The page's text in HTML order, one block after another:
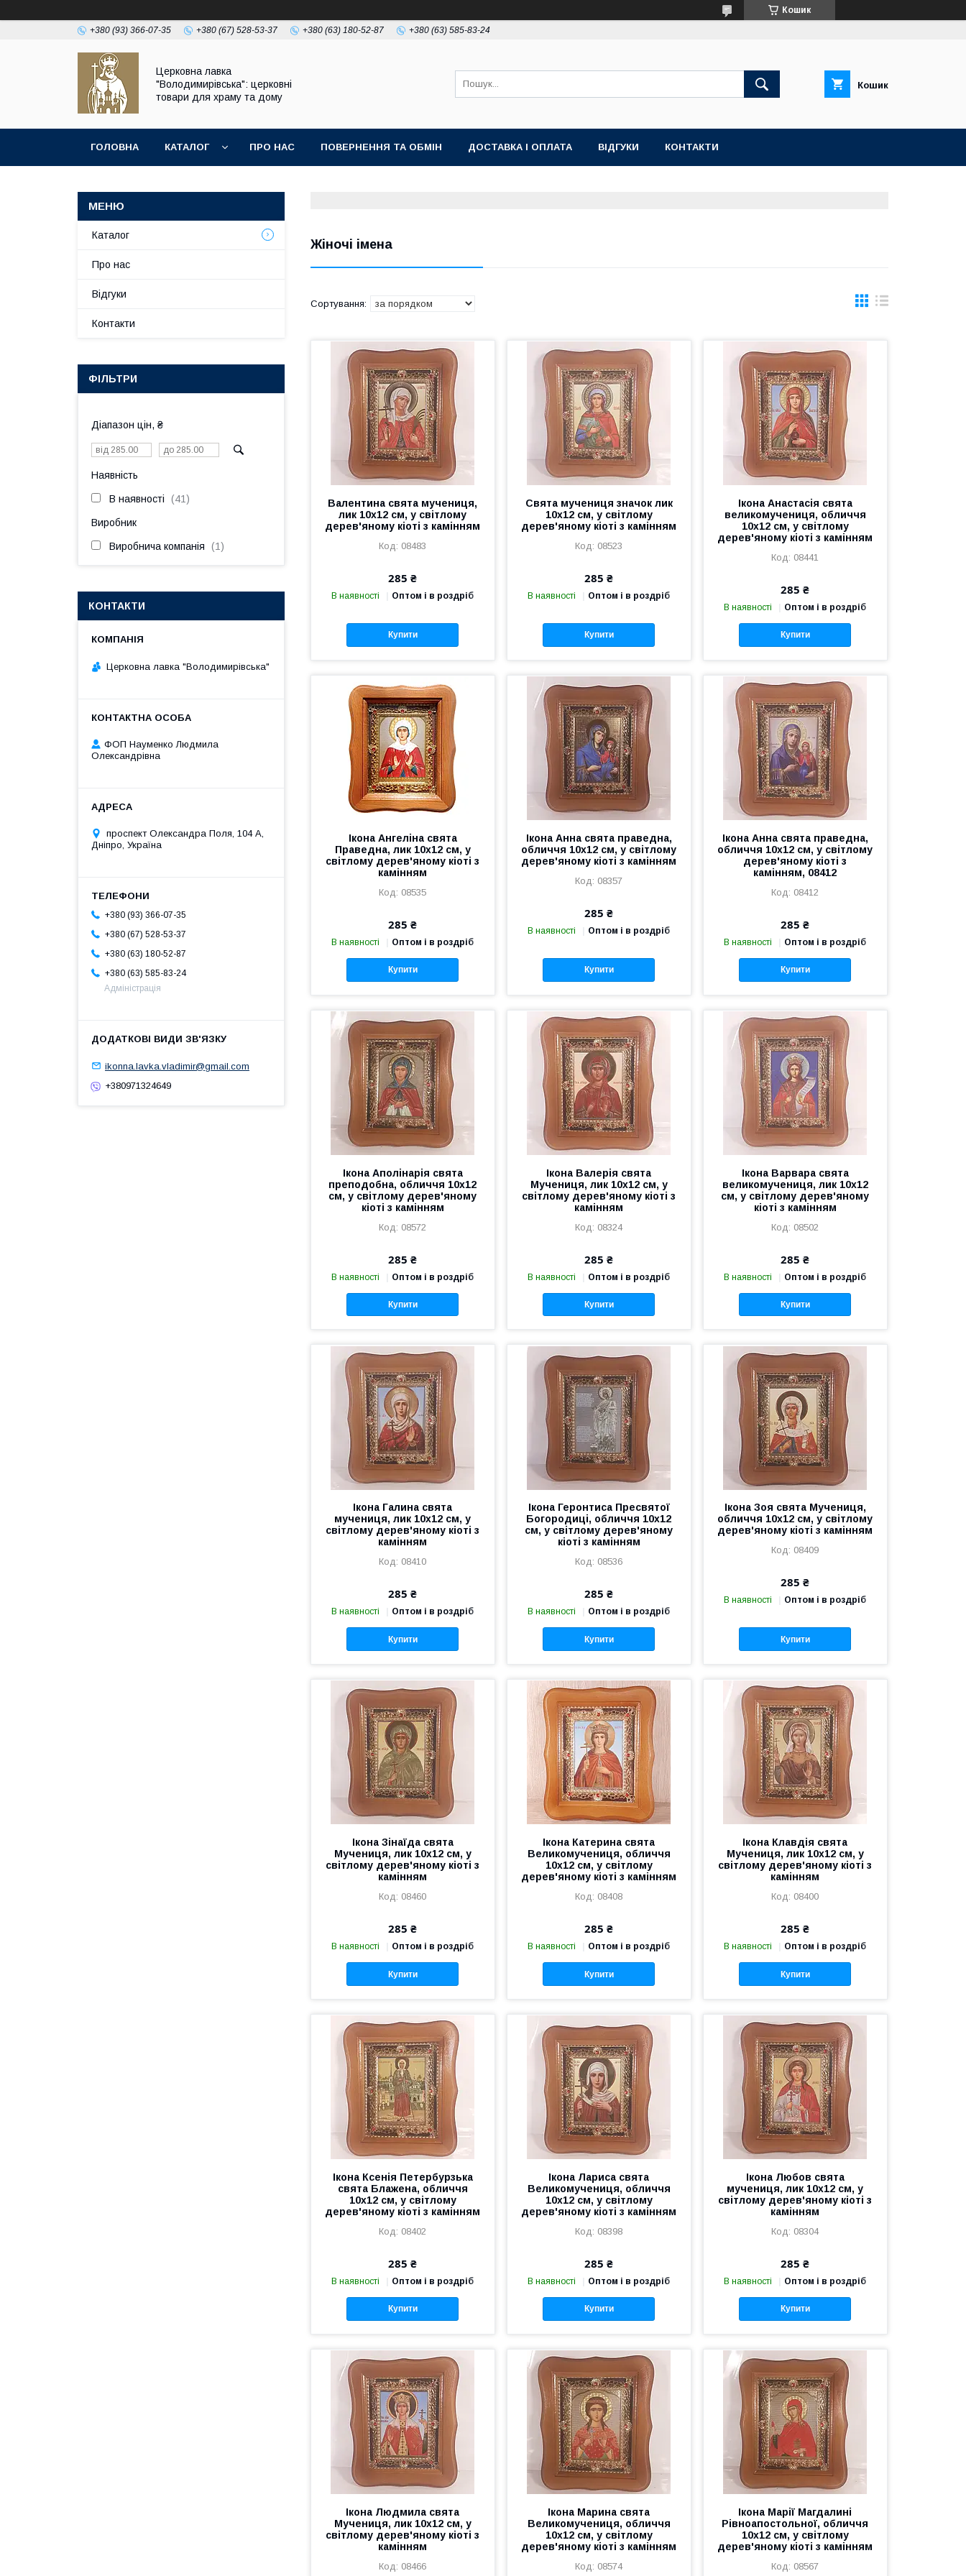
Кошик
+380 (93) 366-07-35 +380 (67) 528-53-37 +380 (63) 180-52-87 +380 (63) 585-83-24
Церковна лавка
"Володимирівська": церковні
товари для храму та дому
Кошик
ГОЛОВНА КАТАЛОГ ПРО НАС ПОВЕРНЕННЯ ТА ОБМІН ДОСТАВКА І ОПЛАТА ВІДГУКИ КОНТАКТИ
Жіночі імена
Валентина свята мучениця,
лик 10х12 см, у світлому
дерев'яному кіоті з камінням
08483
285 ₴
В наявності Оптом і в роздріб
Купити
Свята мучениця значок лик
10х12 см, у світлому
дерев'яному кіоті з камінням
08523
285 ₴
В наявності Оптом і в роздріб
Купити
Ікона Анастасія свята
великомучениця, обличчя
10х12 см, у світлому
дерев'яному кіоті з камінням
08441
285 ₴
В наявності Оптом і в роздріб
Купити
Ікона Ангеліна свята
Праведна, лик 10х12 см, у
світлому дерев'яному кіоті з
камінням
08535
285 ₴
В наявності Оптом і в роздріб
Купити
Ікона Анна свята праведна,
обличчя 10х12 см, у світлому
дерев'яному кіоті з камінням
08357
285 ₴
В наявності Оптом і в роздріб
Купити
Ікона Анна свята праведна,
обличчя 10х12 см, у світлому
дерев'яному кіоті з
камінням, 08412
08412
285 ₴
В наявності Оптом і в роздріб
Купити
Ікона Аполінарія свята
преподобна, обличчя 10х12
см, у світлому дерев'яному
кіоті з камінням
08572
285 ₴
В наявності Оптом і в роздріб
Купити
Ікона Валерія свята
Мучениця, лик 10х12 см, у
світлому дерев'яному кіоті з
камінням
08324
285 ₴
В наявності Оптом і в роздріб
Купити
Ікона Варвара свята
великомучениця, лик 10х12
см, у світлому дерев'яному
кіоті з камінням
08502
285 ₴
В наявності Оптом і в роздріб
Купити
Ікона Галина свята
мучениця, лик 10х12 см, у
світлому дерев'яному кіоті з
камінням
08410
285 ₴
В наявності Оптом і в роздріб
Купити
Ікона Геронтиса Пресвятої
Богородиці, обличчя 10х12
см, у світлому дерев'яному
кіоті з камінням
08536
285 ₴
В наявності Оптом і в роздріб
Купити
Ікона Зоя свята Мучениця,
обличчя 10х12 см, у світлому
дерев'яному кіоті з камінням
08409
285 ₴
В наявності Оптом і в роздріб
Купити
Ікона Зінаїда свята
Мучениця, лик 10х12 см, у
світлому дерев'яному кіоті з
камінням
08460
285 ₴
В наявності Оптом і в роздріб
Купити
Ікона Катерина свята
Великомучениця, обличчя
10х12 см, у світлому
дерев'яному кіоті з камінням
08408
285 ₴
В наявності Оптом і в роздріб
Купити
Ікона Клавдія свята
Мучениця, лик 10х12 см, у
світлому дерев'яному кіоті з
камінням
08400
285 ₴
В наявності Оптом і в роздріб
Купити
Ікона Ксенія Петербурзька
свята Блажена, обличчя
10х12 см, у світлому
дерев'яному кіоті з камінням
08402
285 ₴
В наявності Оптом і в роздріб
Купити
Ікона Лариса свята
Великомучениця, обличчя
10х12 см, у світлому
дерев'яному кіоті з камінням
08398
285 ₴
В наявності Оптом і в роздріб
Купити
Ікона Любов свята
мучениця, лик 10х12 см, у
світлому дерев'яному кіоті з
камінням
08304
285 ₴
В наявності Оптом і в роздріб
Купити
Ікона Людмила свята
Мучениця, лик 10х12 см, у
світлому дерев'яному кіоті з
камінням
08466
Ікона Марина свята
Великомучениця, обличчя
10х12 см, у світлому
дерев'яному кіоті з камінням
08574
Ікона Марії Магдалині
Рівноапостольної, обличчя
10х12 см, у світлому
дерев'яному кіоті з камінням
08567
Каталог
Про нас
Відгуки
Контакти
ФІЛЬТРИ
Діапазон цін, ₴
Наявність
В наявності 41
Виробник
Виробнича компанія 1
КОНТАКТИ
Церковна лавка "Володимирівська"
ФОП Науменко Людмила
Олександрівна
проспект Олександра Поля, 104 А,
Дніпро, Україна
+380 (93) 366-07-35
+380 (67) 528-53-37
+380 (63) 180-52-87
+380 (63) 585-83-24
Адміністрація
ikonna.lavka.vladimir@gmail.com
+380971324649